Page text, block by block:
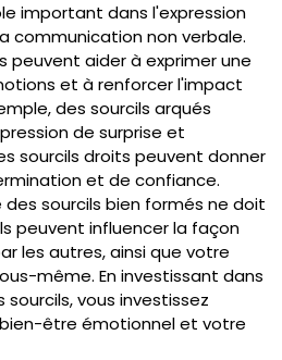
important dans l'expression
communication non verbale.
peuvent aider à exprimer une
et à renforcer l'impact
des sourcils arqués
de surprise et
sourcils droits peuvent donner
et de confiance.
sourcils bien formés ne doit
peuvent influencer la façon
les autres, ainsi que votre
même. En investissant dans
vous investissez
être émotionnel et votre